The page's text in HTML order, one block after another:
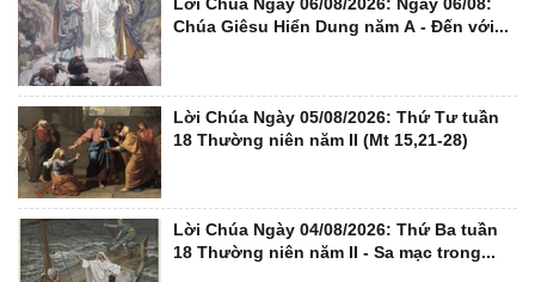
Lời Chúa Ngày 06/08/2026: Ngày 06/08:
Chúa Giêsu Hiển Dung năm A - Đến với...
Lời Chúa Ngày 05/08/2026: Thứ Tư tuần
18 Thường niên năm II (Mt 15,21-28)
Lời Chúa Ngày 04/08/2026: Thứ Ba tuần
18 Thường niên năm II - Sa mạc trong...